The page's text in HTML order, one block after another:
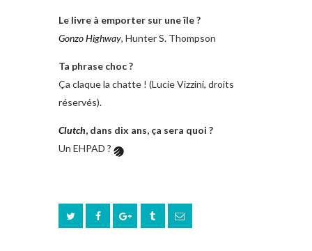
Le livre à emporter sur une île ?
Gonzo Highway, Hunter S. Thompson
Ta phrase choc ?
Ça claque la chatte ! (Lucie Vizzini, droits
réservés).
Clutch, dans dix ans, ça sera quoi ?
Un EHPAD ?